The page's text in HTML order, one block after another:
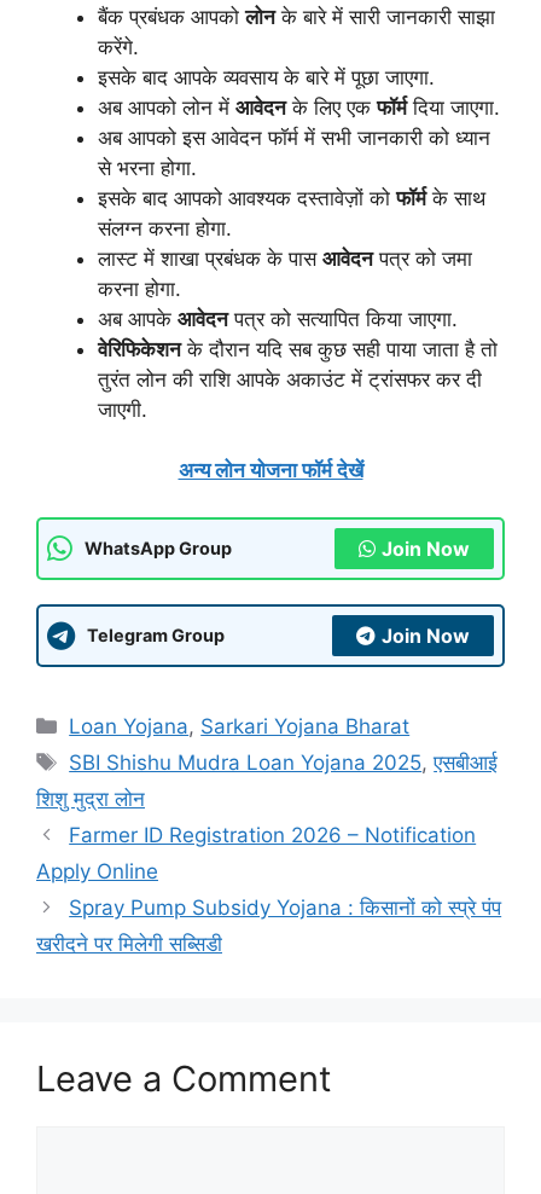
बैंक प्रबंधक आपकोलोनके बारे में सारी जानकारी साझा
करेंगे.
इसके बाद आपके व्यवसाय के बारे में पूछा जाएगा.
अब आपको लोन में आवेदनके लिए एकफॉर्मदिया जाएगा.
अब आपको इस आवेदन फॉर्म में सभी जानकारी को ध्यान
से भरना होगा.
इसके बाद आपको आवश्यक दस्तावेज़ों कोफॉर्मके साथ
संलग्न करना होगा.
लास्ट में शाखा प्रबंधक के पास आवेदनपत्र को जमा
करना होगा.
अब आपके आवेदनपत्र को सत्यापित किया जाएगा.
वेरिफिकेशनके दौरान यदि सब कुछ सही पाया जाता है तो
तुरंत लोन की राशि आपके अकाउंट में ट्रांसफर कर दी
जाएगी.
अन्य लोन योजना फॉर्म देखें
WhatsApp Group Join Now
Telegram Group Join Now
Categories
Loan Yojana, Sarkari Yojana Bharat
Tags
SBI Shishu Mudra Loan Yojana 2025,एसबीआई
शिशु मुद्रा लोन
Farmer ID Registration 2026 – Notification
Apply Online
Spray Pump Subsidy Yojana : किसानों को स्प्रे पंप
खरीदने पर मिलेगी सब्सिडी
Leave a Comment